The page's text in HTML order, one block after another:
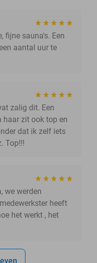
fijne sauna's. Een
aantal uur te
zalig dit. Een
haar zit ook top en
dat ik zelf iets
Top!!!
we werden
heeft
het werkt , het